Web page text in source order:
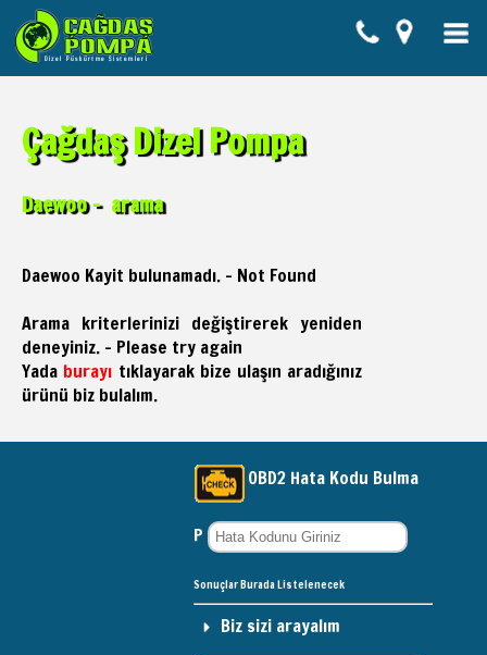
Çağdaş Dizel Pompa
Daewoo - arama
Daewoo Kayit bulunamadı. - Not Found
Arama kriterlerinizi değiştirerek yeniden
deneyiniz. - Please try again
Yada burayı tıklayarak bize ulaşın aradığınız
ürünü biz bulalım.
OBD2 Hata Kodu Bulma
P
Sonuçlar Burada Listelenecek
Biz sizi arayalım